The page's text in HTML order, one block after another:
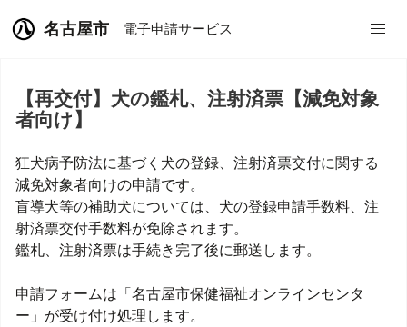
名古屋市 電子申請サービス
【再交付】犬の鑑札、注射済票【減免対象
者向け】
狂犬病予防法に基づく犬の登録、注射済票交付に関する
減免対象者向けの申請です。
盲導犬等の補助犬については、犬の登録申請手数料、注
射済票交付手数料が免除されます。
鑑札、注射済票は手続き完了後に郵送します。
申請フォームは「名古屋市保健福祉オンラインセンタ
ー」が受け付け処理します。